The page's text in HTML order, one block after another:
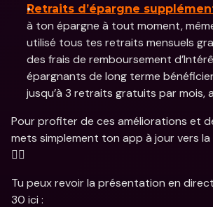
Retraits d’épargne
à ton épargne à tout moment,
utilisé tous tes retraits mensuels
des frais de remboursement
épargnants de long terme
jusqu’à 3 retraits gratuits par mois,
Pour profiter de ces améliorations et
mets simplement ton app à jour vers la
🏃‍♂️
Tu peux revoir la présentation en
30 ici :